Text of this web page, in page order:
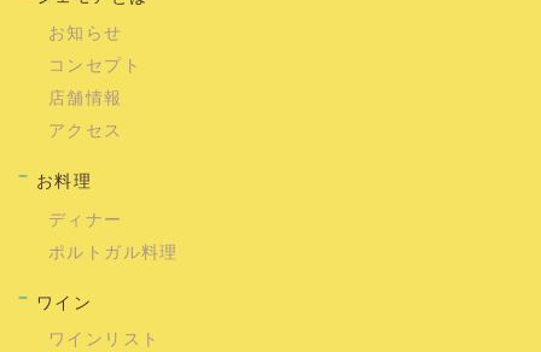
お知らせ
コンセプト
店舗情報
アクセス
お料理
ディナー
ポルトガル料理
ワイン
ワインリスト